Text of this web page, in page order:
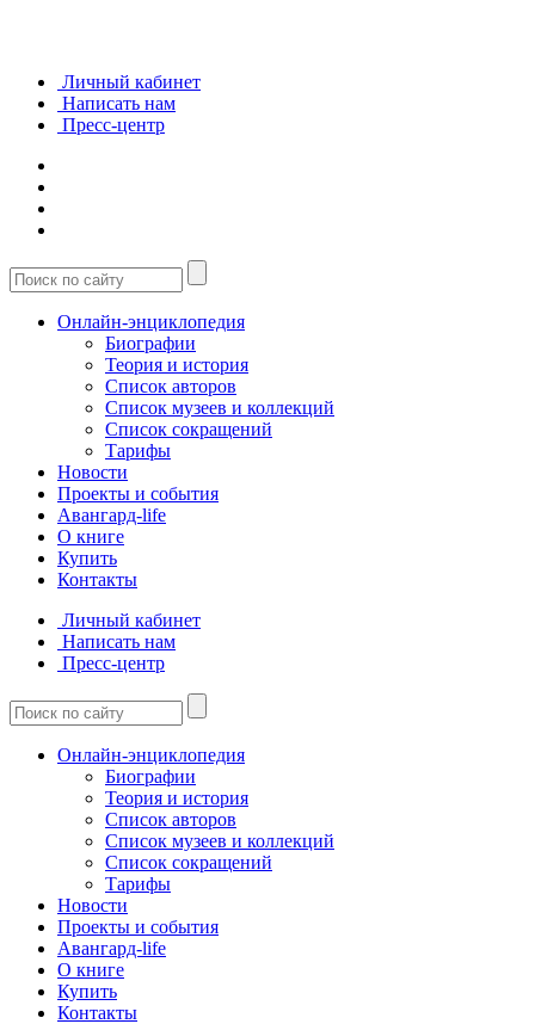
Личный кабинет
Написать нам
Пресс-центр
Онлайн-энциклопедия
Биографии
Теория и история
Список авторов
Список музеев и коллекций
Список сокращений
Тарифы
Новости
Проекты и события
Авангард-life
О книге
Купить
Контакты
Личный кабинет
Написать нам
Пресс-центр
Онлайн-энциклопедия
Биографии
Теория и история
Список авторов
Список музеев и коллекций
Список сокращений
Тарифы
Новости
Проекты и события
Авангард-life
О книге
Купить
Контакты